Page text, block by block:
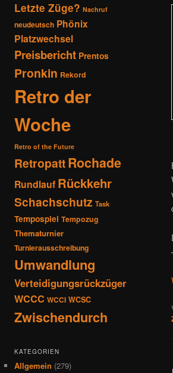
Letzte Züge? Nachruf
neudeutsch Phönix
Platzwechsel
Preisbericht Prentos
Pronkin Rekord
Retro der
Woche
Retro of the Future
RetropattRochade
Rundlauf Rückkehr
Schachschutz Task
Tempospiel Tempozug
Thematurnier
Turnierausschreibung
Umwandlung
Verteidigungsrückzüger
WCCC WCCI WCSC
Zwischendurch
KATEGORIEN
Allgemein (279)